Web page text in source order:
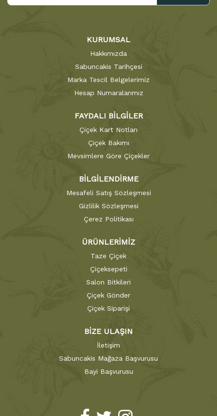
KURUMSAL
Hakkımızda
Sabuncakis Tarihçesi
Marka Tescil Belgelerimiz
Hesap Numaralarımız
FAYDALI BİLGİLER
Çiçek Kart Notları
Çiçek Bakımı
Mevsimlere Göre Çiçekler
BİLGİLENDİRME
Mesafeli Satış Sözleşmesi
Gizlilik Sözleşmesi
Çerez Politikası
ÜRÜNLERİMİZ
Taze Çiçek
Çiçeksepeti
Salon Bitkileri
Çiçek Gönder
Çiçek Siparişi
BİZE ULAŞIN
İletişim
Sabuncakis Mağaza Başvurusu
Bayi Başvurusu